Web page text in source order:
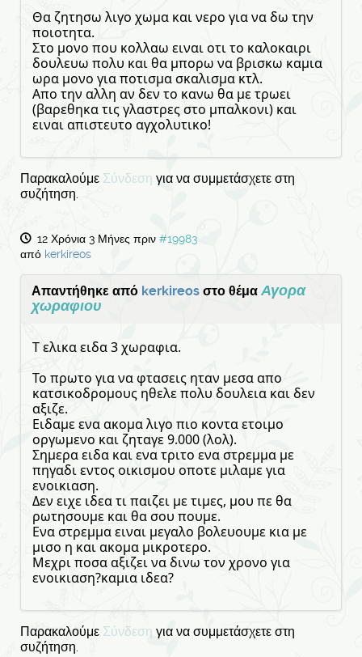
Θα ζητησω λιγο χωμα και νερο για να δω την
ποιοτητα.
Στο μονο που κολλαω ειναι οτι το καλοκαιρι
δουλευω πολυ και θα μπορω να βρισκω καμια
ωρα μονο για ποτισμα σκαλισμα κτλ.
Απο την αλλη αν δεν το κανω θα με τρωει
(βαρεθηκα τις γλαστρες στο μπαλκονι) και
ειναι απιστευτο αγχολυτικο!
Παρακαλούμε Σύνδεση για να συμμετάσχετε στη
συζήτηση.
12 Χρόνια 3 Μήνες πριν #19983
από kerkireos
Απαντήθηκε από kerkireos στο θέμα Αγορα
χωραφιου
Τ ελικα ειδα 3 χωραφια.
Το πρωτο για να φτασεις ηταν μεσα απο
κατσικοδρομους ηθελε πολυ δουλεια και δεν
αξιζε.
Ειδαμε ενα ακομα λιγο πιο κοντα ετοιμο
οργωμενο και ζηταγε 9.000 (λολ).
Σημερα ειδα και ενα τριτο ενα στρεμμα με
πηγαδι εντος οικισμου οποτε μιλαμε για
ενοικιαση.
Δεν ειχε ιδεα τι παιζει με τιμες, μου πε θα
ρωτησουμε και θα σου πουμε.
Ενα στρεμμα ειναι μεγαλο βολευουμε κια με
μισο η και ακομα μικροτερο.
Μεχρι ποσα αξιζει να δινω τον χρονο για
ενοικιαση?καμια ιδεα?
Παρακαλούμε Σύνδεση για να συμμετάσχετε στη
συζήτηση.